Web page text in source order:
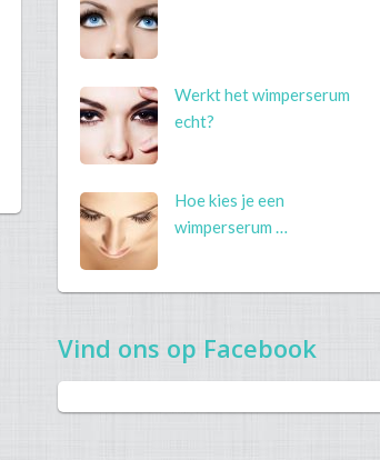
Werkt het wimperserum
echt?
Hoe kies je een
wimperserum …
Vind ons op Facebook